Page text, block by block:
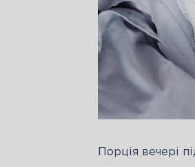
Порція вечері